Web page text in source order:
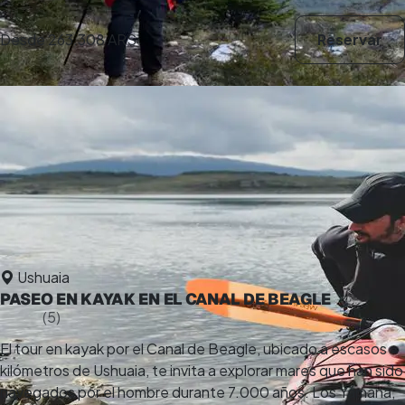
5,0(5)
6 h
Desde263.308 ARS Reservar
Ushuaia
PASEO EN KAYAK EN EL CANAL DE BEAGLE
El tour en kayak por el Canal de Beagle, ubicado a escasos
kilómetros de Ushuaia, te invita a explorar mares que han sido
navegados por el hombre durante 7.000 años. Los Yámana,